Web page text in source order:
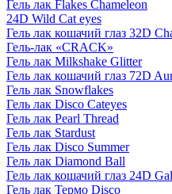
Гель лак Flakes Chameleon
24D Wild Cat eyes
Гель лак кошачий глаз 32D
Гель-лак «CRACK»
Гель лак Milkshake Glitter
Гель лак кошачий глаз 72D
Гель лак Snowflakes
Гель лак Disco Cateyes
Гель лак Pearl Thread
Гель лак Stardust
Гель лак Disco Summer
Гель лак Diamond Ball
Гель лак кошачий глаз 24D
Гель лак Термо Disco